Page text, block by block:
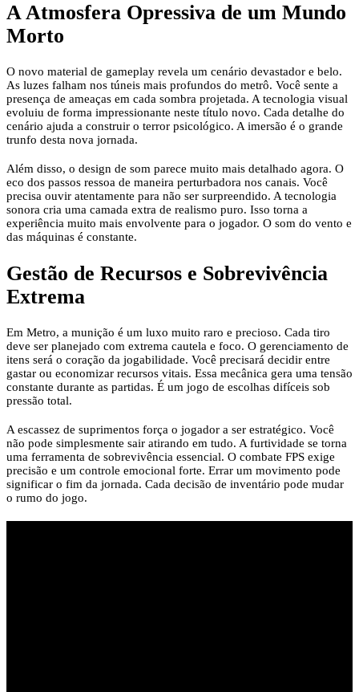
A Atmosfera Opressiva de um Mundo
Morto
O novo material de gameplay revela um cenário devastador e belo.
As luzes falham nos túneis mais profundos do metrô. Você sente a
presença de ameaças em cada sombra projetada. A tecnologia visual
evoluiu de forma impressionante neste título novo. Cada detalhe do
cenário ajuda a construir o terror psicológico. A imersão é o grande
trunfo desta nova jornada.
Além disso, o design de som parece muito mais detalhado agora. O
eco dos passos ressoa de maneira perturbadora nos canais. Você
precisa ouvir atentamente para não ser surpreendido. A tecnologia
sonora cria uma camada extra de realismo puro. Isso torna a
experiência muito mais envolvente para o jogador. O som do vento e
das máquinas é constante.
Gestão de Recursos e Sobrevivência
Extrema
Em Metro, a munição é um luxo muito raro e precioso. Cada tiro
deve ser planejado com extrema cautela e foco. O gerenciamento de
itens será o coração da jogabilidade. Você precisará decidir entre
gastar ou economizar recursos vitais. Essa mecânica gera uma tensão
constante durante as partidas. É um jogo de escolhas difíceis sob
pressão total.
A escassez de suprimentos força o jogador a ser estratégico. Você
não pode simplesmente sair atirando em tudo. A furtividade se torna
uma ferramenta de sobrevivência essencial. O combate FPS exige
precisão e um controle emocional forte. Errar um movimento pode
significar o fim da jornada. Cada decisão de inventário pode mudar
o rumo do jogo.